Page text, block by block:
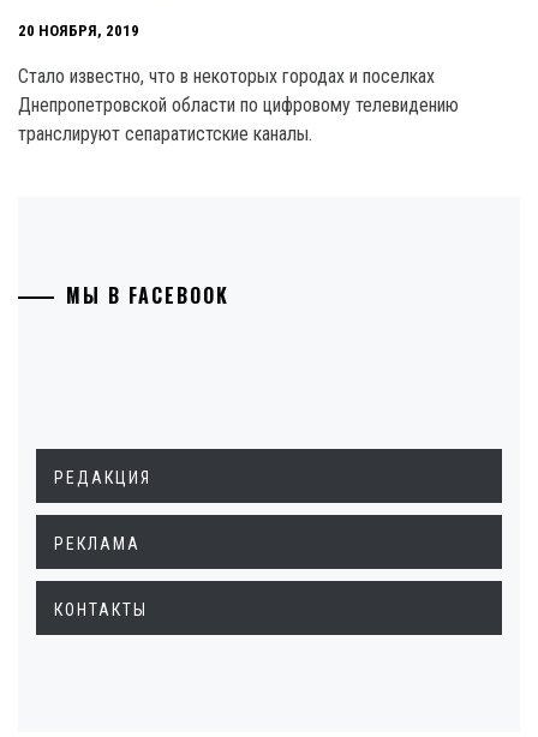
20 НОЯБРЯ, 2019
Стало известно, что в некоторых городах и поселках
Днепропетровской области по цифровому телевидению
транслируют сепаратистские каналы.
МЫ В FACEBOOK
РЕДАКЦИЯ
РЕКЛАМА
КОНТАКТЫ